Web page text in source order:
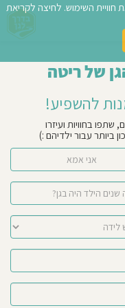
של ריטה
להשפיע!
בחוויות ועיזרו
ביותר עבור ילדיהם :)
אני אמא
השימוש. לחיצה לקריאת